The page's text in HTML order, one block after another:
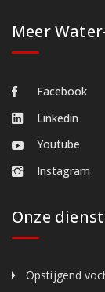
Meer
Facebook
Linkedin
Youtube
Instagram
Onze
Opstijgend